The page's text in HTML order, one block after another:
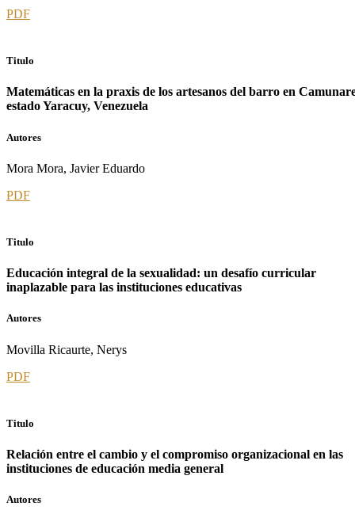
PDF
Titulo
Matemáticas en la praxis de los artesanos del barro en
estado Yaracuy, Venezuela
Autores
Mora Mora, Javier Eduardo
PDF
Titulo
Educación integral de la sexualidad: un desafío curricular
inaplazable para las instituciones educativas
Autores
Movilla Ricaurte, Nerys
PDF
Titulo
Relación entre el cambio y el compromiso organizacional en las
instituciones de educación media general
Autores